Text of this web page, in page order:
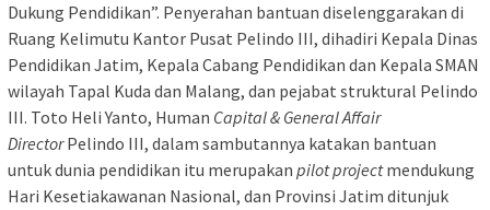
Dukung Pendidikan”. Penyerahan bantuan diselenggarakan di
Ruang Kelimutu Kantor Pusat Pelindo III, dihadiri Kepala Dinas
Pendidikan Jatim, Kepala Cabang Pendidikan dan Kepala SMAN
wilayah Tapal Kuda dan Malang, dan pejabat struktural Pelindo
III. Toto Heli Yanto, Human Capital & General Affair
DirectorPelindo III, dalam sambutannya katakan bantuan
untuk dunia pendidikan itu merupakan pilot projectmendukung
Hari Kesetiakawanan Nasional, dan Provinsi Jatim ditunjuk